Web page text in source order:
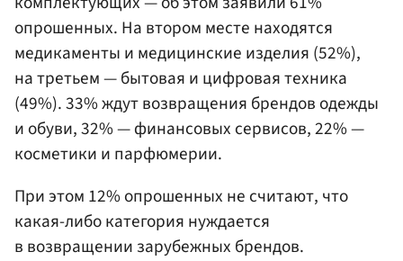
опрошенных. На втором месте находятся
медикаменты и медицинские изделия (52%),
на третьем — бытовая и цифровая техника
(49%). 33% ждут возвращения брендов одежды
и обуви, 32% — финансовых сервисов, 22% —
косметики и парфюмерии.
При этом 12% опрошенных не считают, что
какая-либо категория нуждается
в возвращении зарубежных брендов.